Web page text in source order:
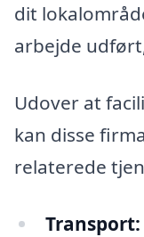
dit
arbejde
Udover at
kan disse
relaterede
Transport: